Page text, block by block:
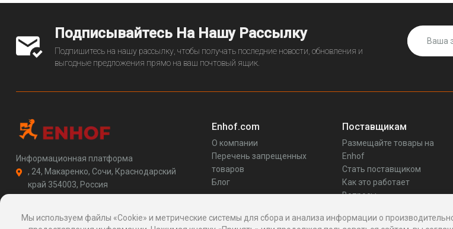
Подписывайтесь На Нашу Рассылку
Подпишитесь на нашу рассылку, чтобы получать последние новости, обновления и
выгодные предложения прямо на ваш почтовый ящик.
Информационная платформа
, 24, Макаренко, Сочи, Краснодарский
край 354003, Россия
http://enhof.com
Enhof.com
О компании
Перечень запрещенных
товаров
Блог
Поставщикам
Размещайте товары на
Enhof
Стать поставщиком
Как это работает
Вопросы
Мы используем файлы «Cookie» и метрические системы для сбора и анализа информации о